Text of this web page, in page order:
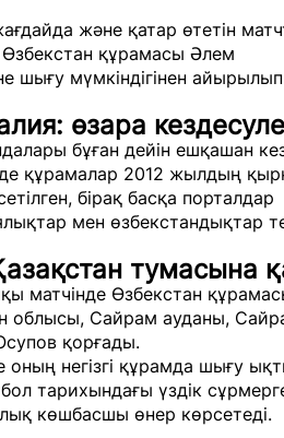
және қатар өтетін
құрамасы Әлем
шығу мүмкіндігінен
өзара
бұған дейін ешқашан
құрамалар 2012 жылдың
бірақ басқа порталдар
мен өзбекстандықтар
тумасына
матчінде Өзбекстан
облысы, Сайрам ауданы,
қорғады.
оның негізгі құрамда шығу
тарихындағы үздік
көшбасшы өнер көрсетеді.